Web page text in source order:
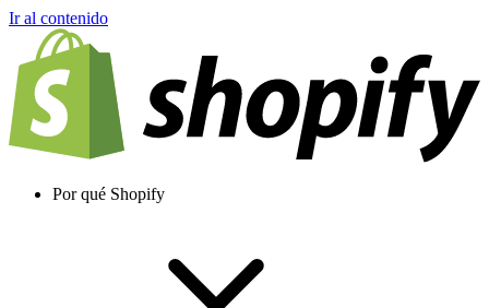
Ir al contenido
Por qué Shopify